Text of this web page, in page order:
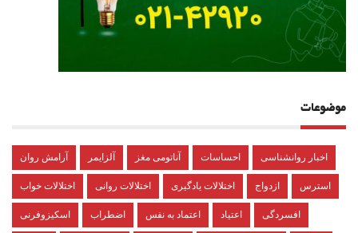
موضوعات
آرامش روان آلزایمر آناتومی مغز احساسات اخبار روانشناسی
اختلالات خواب اختلالات روانی اختلالات یادگیری ازدواج استرس
اسکیزوفرنی اضطراب اعتماد به نفس اعتیاد افسردگی